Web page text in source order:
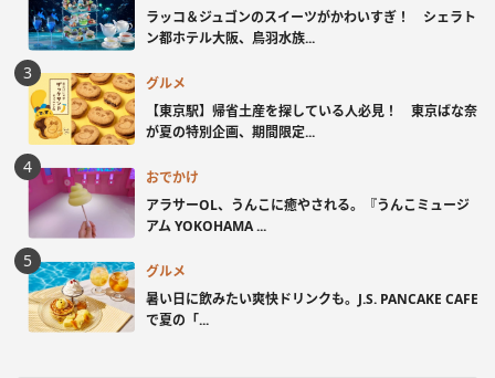
ラッコ＆ジュゴンのスイーツがかわいすぎ！ シェラト
ン都ホテル大阪、鳥羽水族...
グルメ
【東京駅】帰省土産を探している人必見！ 東京ばな奈
が夏の特別企画、期間限定...
おでかけ
アラサーOL、うんこに癒やされる。『うんこミュージ
アム YOKOHAMA ...
グルメ
暑い日に飲みたい爽快ドリンクも。J.S. PANCAKE CAFE
で夏の「...